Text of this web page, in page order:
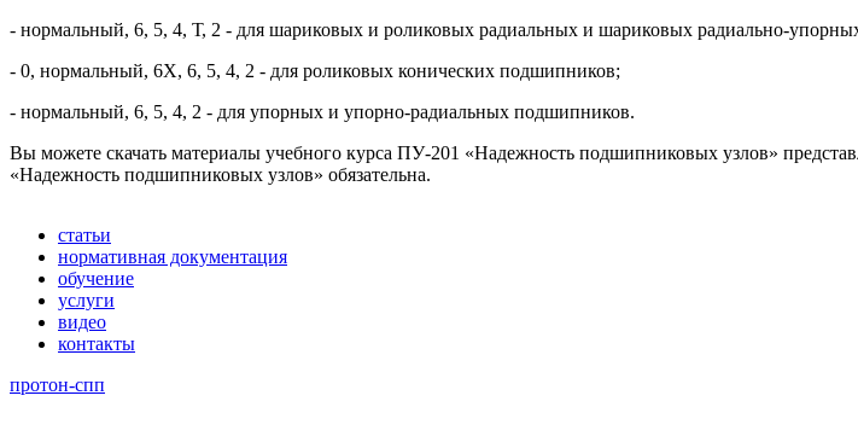
- нормальный, 6, 5, 4, Т, 2 - для шариковых и роликовых радиальных и шариковых радиально-
- 0, нормальный, 6Х, 6, 5, 4, 2 - для роликовых конических подшипников;
- нормальный, 6, 5, 4, 2 - для упорных и упорно-радиальных подшипников.
Вы можете скачать материалы учебного курса ПУ-201 «Надежность подшипниковых узлов»
«Надежность подшипниковых узлов» обязательна.
статьи
нормативная документация
обучение
услуги
видео
контакты
протон-спп